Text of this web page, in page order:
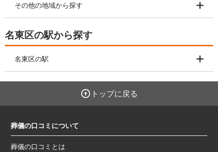
その他の地域から探す
名東区の駅から探す
名東区の駅
トップに戻る
葬儀の口コミについて
葬儀の口コミとは